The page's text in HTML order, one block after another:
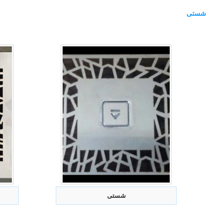
شستی
شستی